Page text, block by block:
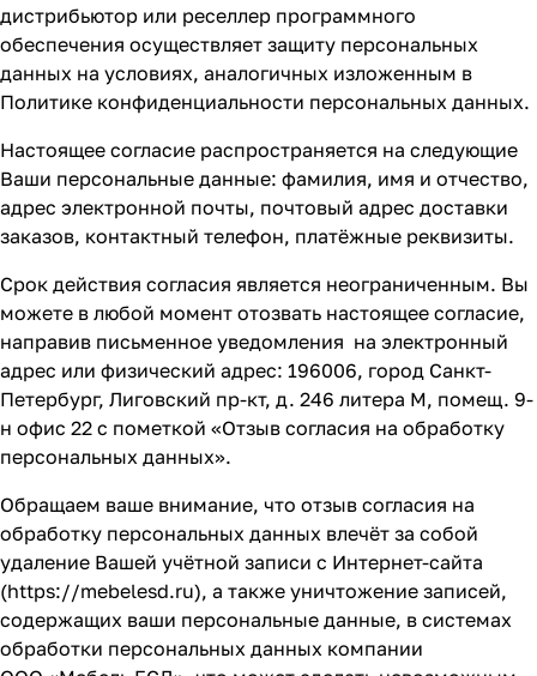
дистрибьютор или реселлер программного
обеспечения осуществляет защиту персональных
данных на условиях, аналогичных изложенным в
Политике конфиденциальности персональных данных.
Настоящее согласие распространяется на следующие
Ваши персональные данные: фамилия, имя и отчество,
адрес электронной почты, почтовый адрес доставки
заказов, контактный телефон, платёжные реквизиты.
Срок действия согласия является неограниченным. Вы
можете в любой момент отозвать настоящее согласие,
направив письменное уведомления на электронный
адрес или физический адрес: 196006, город Санкт-
Петербург, Лиговский пр-кт, д. 246 литера М, помещ. 9-
н офис 22 с пометкой «Отзыв согласия на обработку
персональных данных».
Обращаем ваше внимание, что отзыв согласия на
обработку персональных данных влечёт за собой
удаление Вашей учётной записи с Интернет-сайта
(https://mebelesd.ru), а также уничтожение записей,
содержащих ваши персональные данные, в системах
обработки персональных данных компании